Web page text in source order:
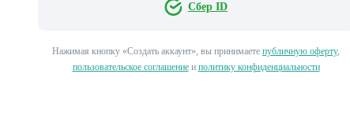
Сбер ID
Нажимая кнопку «Создать аккаунт», вы принимаете публичную оферту,
пользовательское соглашениеи политику конфиденциальности